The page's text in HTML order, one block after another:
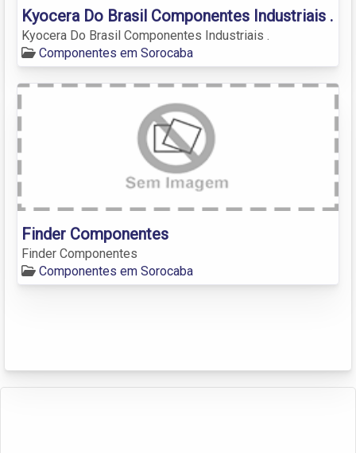
Kyocera Do Brasil Componentes Industriais .
Kyocera Do Brasil Componentes Industriais .
Componentes em Sorocaba
Finder Componentes
Finder Componentes
Componentes em Sorocaba